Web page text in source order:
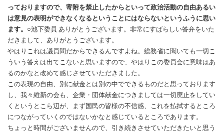
っておりますので、寄附を禁止したからといって政治活動の自由あるい
は意見の表明ができなくなるということにはならないというふうに思い
ます。○池下委員 ありがとうございます。非常にすばらしい答弁をいた
だきまして、ありがとうございます。
やはりこれは議員間だからできるんですよね。総務省に聞いても一切こ
ういう答えは出てこないと思いますので、やはりこの委員会に意味はあ
るのかなと改めて感じさせていただきました。
この表現の自由、別に献金とは別の中でできるものだと思っております
し、我々維新の会も、企業・団体献金につきましては一切廃止をしてい
くというとこら辺が、まず国民の皆様の不信感、これを払拭するところ
につながっていくのではないかなと感じているところであります。
ちょっと時間がございませんので、引き続きさせていただきたいと思う